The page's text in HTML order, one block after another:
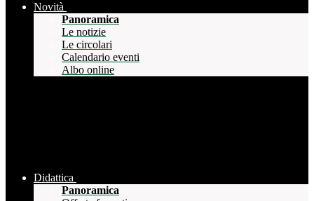
Novità
Panoramica
Le notizie
Le circolari
Calendario eventi
Albo online
Didattica
Panoramica